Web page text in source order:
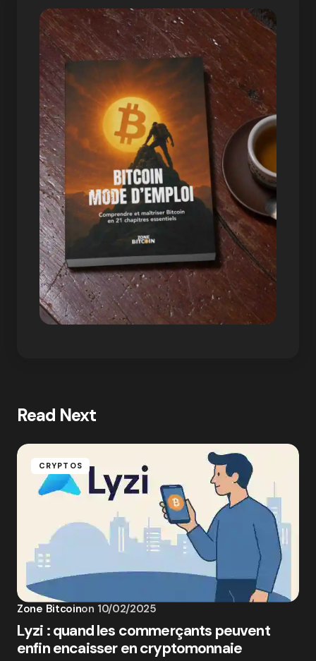
Read Next
CRYPTOS
Zone Bitcoinon 10/02/2025
Lyzi : quand les commerçants peuvent
enfin encaisser en cryptomonnaie